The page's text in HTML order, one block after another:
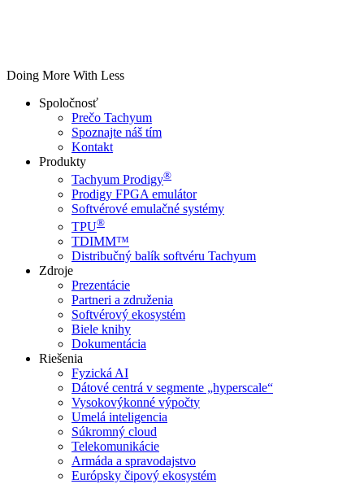
Doing More With Less
Spoločnosť
Prečo Tachyum
Spoznajte náš tím
Kontakt
Produkty
Tachyum Prodigy®
Prodigy FPGA emulátor
Softvérové emulačné systémy
TPU®
TDIMM™
Distribučný balík softvéru Tachyum
Zdroje
Prezentácie
Partneri a združenia
Softvérový ekosystém
Biele knihy
Dokumentácia
Riešenia
Fyzická AI
Dátové centrá v segmente „hyperscale“
Vysokovýkonné výpočty
Umelá inteligencia
Súkromný cloud
Telekomunikácie
Armáda a spravodajstvo
Európsky čipový ekosystém